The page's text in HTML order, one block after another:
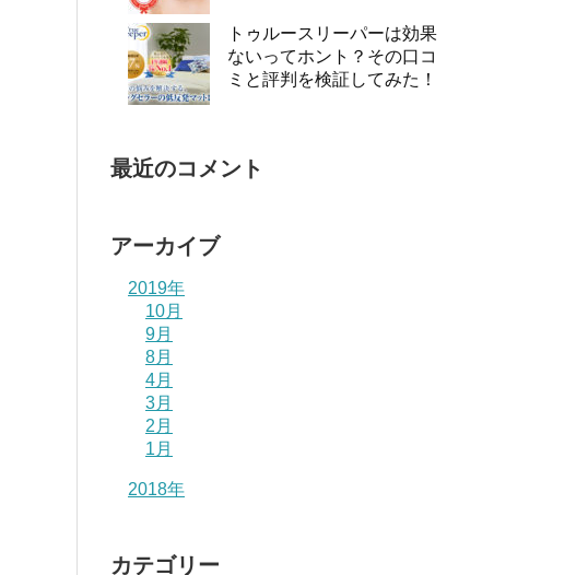
トゥルースリーパーは効果
ないってホント？その口コ
ミと評判を検証してみた！
最近のコメント
アーカイブ
2019年
10月
9月
8月
4月
3月
2月
1月
2018年
カテゴリー